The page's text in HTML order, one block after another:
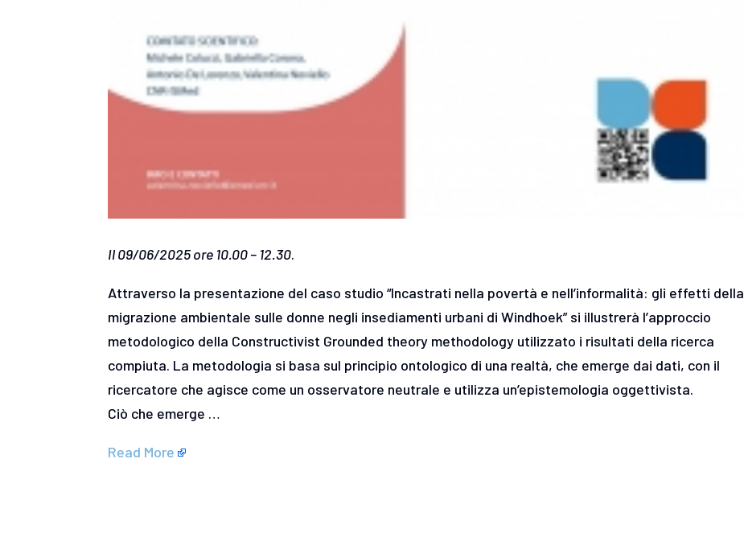
Il 09/06/2025 ore 10.00 – 12.30.
Attraverso la presentazione del caso studio “Incastrati nella povertà e nell’informalità: gli effetti della
migrazione ambientale sulle donne negli insediamenti urbani di Windhoek” si illustrerà l’approccio
metodologico della Constructivist Grounded theory methodology utilizzato i risultati della ricerca
compiuta. La metodologia si basa sul principio ontologico di una realtà, che emerge dai dati, con il
ricercatore che agisce come un osservatore neutrale e utilizza un’epistemologia oggettivista.
Ciò che emerge …
Read More